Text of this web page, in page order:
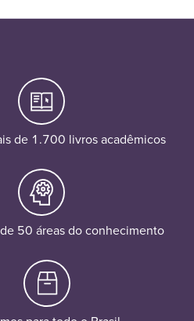
de 1.700 livros acadêmicos
50 áreas do conhecimento